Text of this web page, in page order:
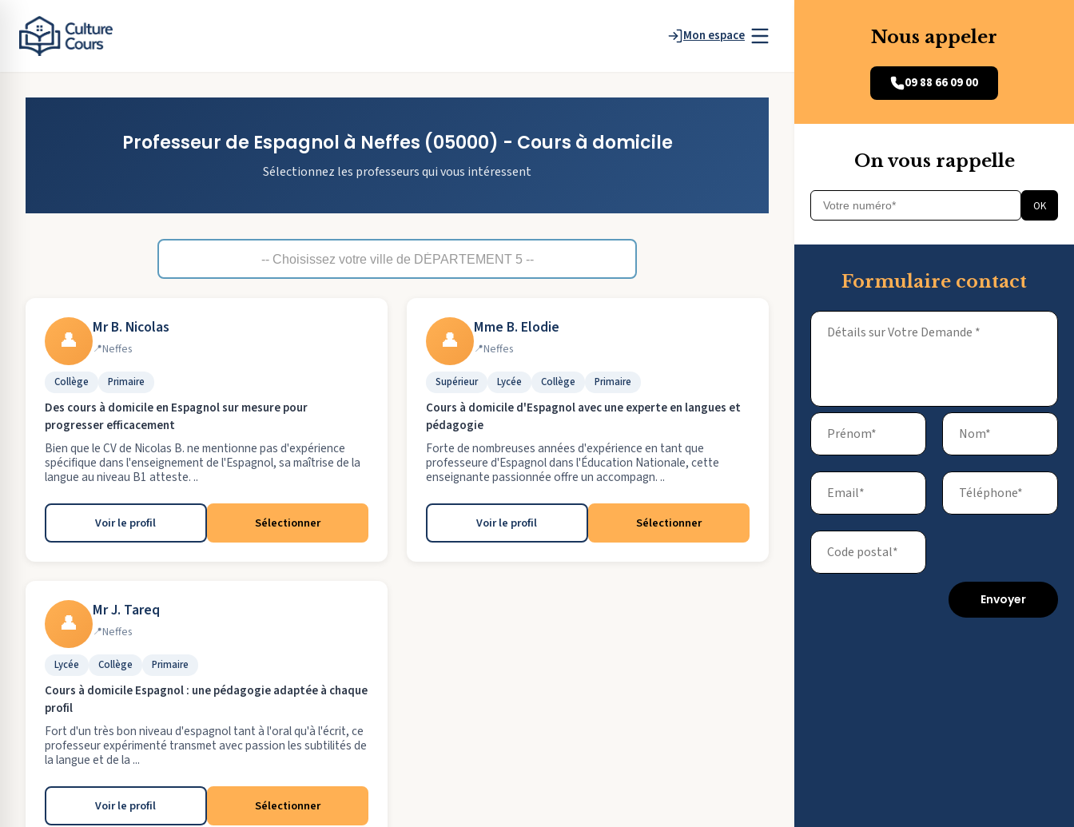
Mon espace
Professeur de Espagnol à Neffes (05000) - Cours à domicile
Sélectionnez les professeurs qui vous intéressent
👤 Mr B. Nicolas
Neffes
Collège Primaire
Des cours à domicile en Espagnol sur mesure pour
progresser efficacement
Bien que le CV de Nicolas B. ne mentionne pas d'expérience
spécifique dans l'enseignement de l'Espagnol, sa maîtrise de la
langue au niveau B1 atteste. ..
Voir le profil Sélectionner
👤 Mme B. Elodie
Neffes
Supérieur Lycée Collège Primaire
Cours à domicile d'Espagnol avec une experte en langues et
pédagogie
Forte de nombreuses années d'expérience en tant que
professeure d'Espagnol dans l'Éducation Nationale, cette
enseignante passionnée offre un accompagn. ..
Voir le profil Sélectionner
👤 Mr J. Tareq
Neffes
Lycée Collège Primaire
Cours à domicile Espagnol : une pédagogie adaptée à chaque
profil
Fort d'un très bon niveau d'espagnol tant à l'oral qu'à l'écrit, ce
professeur expérimenté transmet avec passion les subtilités de
la langue et de la ...
Voir le profil Sélectionner
Nous appeler
09 88 66 09 00
On vous rappelle
OK
Formulaire contact
Envoyer